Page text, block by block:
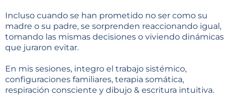
Incluso cuando se han prometido no ser como su
madre o su padre, se sorprenden reaccionando igual,
tomando las mismas decisiones o viviendo dinámicas
que juraron evitar.
En mis sesiones, integro el trabajo sistémico,
configuraciones familiares, terapia somática,
respiración consciente y dibujo & escritura intuitiva.